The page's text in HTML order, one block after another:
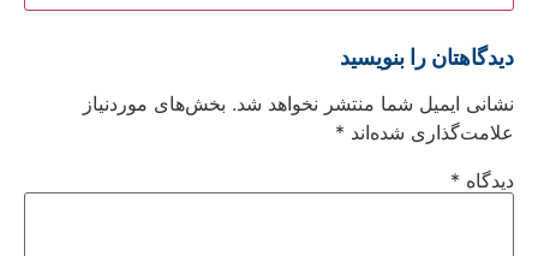
دیدگاهتان را بنویسید
نشانی ایمیل شما منتشر نخواهد شد. بخش‌های موردنیاز
علامت‌گذاری شده‌اند *
دیدگاه *